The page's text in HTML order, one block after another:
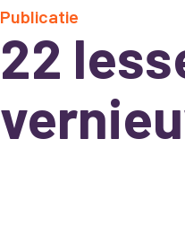
Publicatie
22